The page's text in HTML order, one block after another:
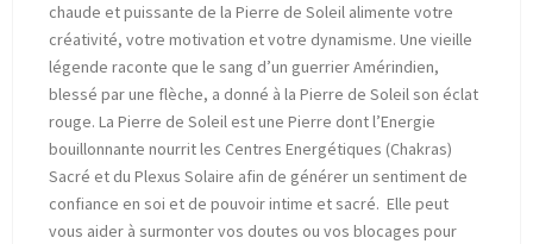
chaude et puissante de la Pierre de Soleil alimente votre
créativité, votre motivation et votre dynamisme. Une vieille
légende raconte que le sang d’un guerrier Amérindien,
blessé par une flèche, a donné à la Pierre de Soleil son éclat
rouge. La Pierre de Soleil est une Pierre dont l’Energie
bouillonnante nourrit les Centres Energétiques (Chakras)
Sacré et du Plexus Solaire afin de générer un sentiment de
confiance en soi et de pouvoir intime et sacré. Elle peut
vous aider à surmonter vos doutes ou vos blocages pour